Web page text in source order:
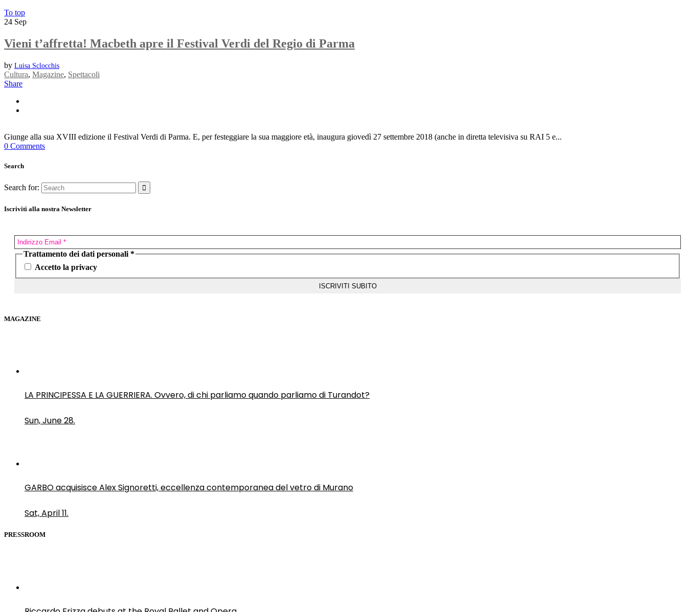
To top
24 Sep
Vieni t’affretta! Macbeth apre il Festival Verdi del Regio di Parma
by Luisa Sclocchis
Cultura, Magazine, Spettacoli
Share
Giunge alla sua XVIII edizione il Festival Verdi di Parma. E, per festeggiare la sua maggiore età, inaugura giovedì 27 settembre 2018 (anche in diretta televisiva su RAI 5 e...
0 Comments
Search
Search for:
Iscriviti alla nostra Newsletter
Trattamento dei dati personali *
Accetto la privacy
MAGAZINE
LA PRINCIPESSA E LA GUERRIERA. Ovvero, di chi parliamo quando parliamo di Turandot?
Sun, June 28.
GARBO acquisisce Alex Signoretti, eccellenza contemporanea del vetro di Murano
Sat, April 11.
PRESSROOM